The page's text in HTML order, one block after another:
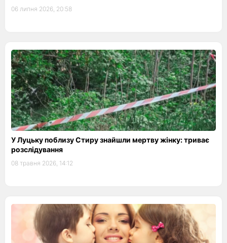
06 липня 2026, 20:58
У Луцьку поблизу Стиру знайшли мертву жінку: триває
розслідування
08 травня 2026, 14:12